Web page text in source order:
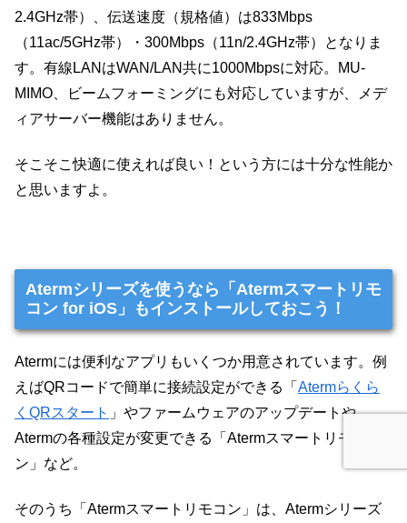
2.4GHz帯）、伝送速度（規格値）は833Mbps
（11ac/5GHz帯）・300Mbps（11n/2.4GHz帯）となりま
す。有線LANはWAN/LAN共に1000Mbpsに対応。MU-
MIMO、ビームフォーミングにも対応していますが、メデ
ィアサーバー機能はありません。
そこそこ快適に使えれば良い！という方には十分な性能か
と思いますよ。
Atermシリーズを使うなら「Atermスマートリモ
コン for iOS」もインストールしておこう！
Atermには便利なアプリもいくつか用意されています。例
えばQRコードで簡単に接続設定ができる「 Atermらくら
くQRスタート 」やファームウェアのアップデートや
Atermの各種設定が変更できる「Atermスマートリモコ
ン」など。
そのうち「Atermスマートリモコン」は、Atermシリーズ